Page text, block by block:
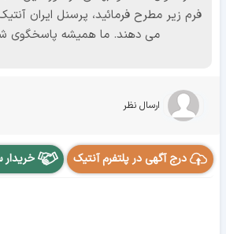
فرم زیر مطرح فرمائید، پرسنل ایران
می دهند. ما همیشه پاسخگوی
ارسال نظر
درج آگهی در پلتفرم آنتیک